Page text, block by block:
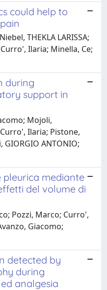
could help to
THEKLA LARISSA;
Ilaria; Minella, Ce;
during
support in
Mojoli,
Ilaria; Pistone,
ANTONIO;
pleurica mediante
del volume di
Pozzi, Marco; Curro',
Giacomo;
detected by
during
analgesia